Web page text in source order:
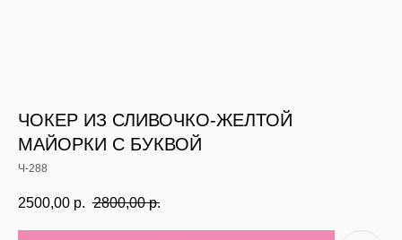
ЧОКЕР ИЗ СЛИВОЧКО-ЖЕЛТОЙ
МАЙОРКИ С БУКВОЙ
Ч-288
2500,00 р. 2800,00 р.